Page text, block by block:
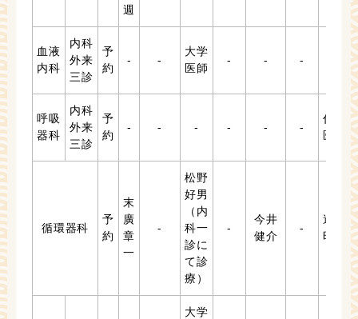
週
血液
内科
内科
外来
三診
予
約
- -
大学
医師
- - -
呼吸
器科
内科
外来
三診
予
約
- - - - - -
代務
医師
循環器科
予
約
末
廣
章
一
-
松野
好男
（内
科一
診に
て診
療）
-
今井
健介
-
遠藤
昭博
大学